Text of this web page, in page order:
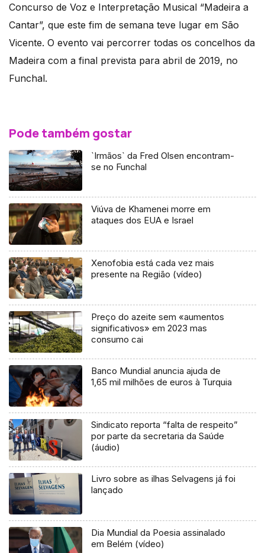
Concurso de Voz e Interpretação Musical “Madeira a
Cantar”, que este fim de semana teve lugar em São
Vicente. O evento vai percorrer todas os concelhos da
Madeira com a final prevista para abril de 2019, no
Funchal.
Pode também gostar
`Irmãos` da Fred Olsen encontram-
se no Funchal
Viúva de Khamenei morre em
ataques dos EUA e Israel
Xenofobia está cada vez mais
presente na Região (vídeo)
Preço do azeite sem «aumentos
significativos» em 2023 mas
consumo cai
Banco Mundial anuncia ajuda de
1,65 mil milhões de euros à Turquia
Sindicato reporta “falta de respeito”
por parte da secretaria da Saúde
(áudio)
Livro sobre as ilhas Selvagens já foi
lançado
Dia Mundial da Poesia assinalado
em Belém (vídeo)